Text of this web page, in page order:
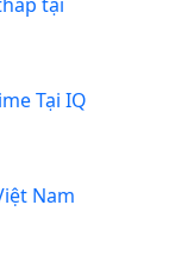
Tại IQ
Nam